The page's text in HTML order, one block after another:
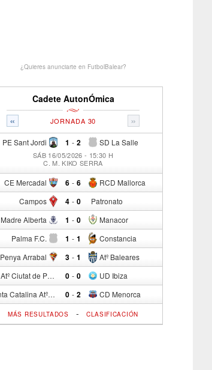
¿Quieres anunciarte en FutbolBalear?
Cadete AutonÓmica
« »
JORNADA 30
PE Sant Jordi 1 - SD La Salle
2
SÁB 16/05/2026 - 15:30 H
C. M. KIKO SERRA
CE Mercadal 6 - RCD Mallorca
6
Campos 4 - Patronato
0
Madre Alberta 1 - Manacor
0
Palma F.C. 1 - Constancia
1
Penya Arrabal 3 - Atº Baleares
1
SP. Atº Ciutat de Palma 0 - UD Ibiza
0
Santa Catalina Atº 0 - CD Menorca
2
MÁS RESULTADOS - CLASIFICACIÓN